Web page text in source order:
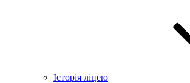
Історія ліцею